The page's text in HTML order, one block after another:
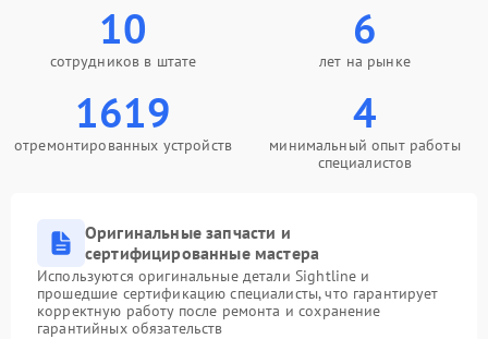
10
сотрудников в штате
6
лет на рынке
1619
отремонтированных устройств
4
минимальный опыт работы
специалистов
Оригинальные запчасти и
сертифицированные мастера
Используются оригинальные детали Sightline и
прошедшие сертификацию специалисты, что гарантирует
корректную работу после ремонта и сохранение
гарантийных обязательств